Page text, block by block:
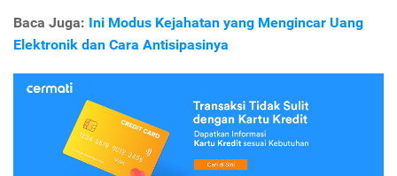
Baca Juga: Ini Modus Kejahatan yang Mengincar Uang
Elektronik dan Cara Antisipasinya